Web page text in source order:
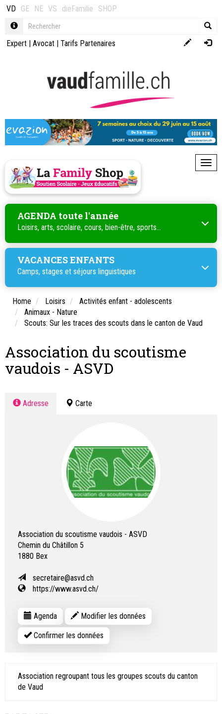
VD GE NE VS dieFamilie SHOP
Expert | Avocat | Tarifs Partenaires
AGENDA toute l'année
Loisirs, arts, scolaire, cours, bien-être, sports...
VACANCES ENFANTS
Camps, stages et séjours linguistiques
Home Loisirs
Activités enfant - adolescents
Animaux - Nature
Scouts: Sur les traces des scouts dans le canton de Vaud
Association du scoutisme
vaudois - ASVD
Adresse Carte
Association du scoutisme vaudois - ASVD
Chemin du Châtillon 5
1880 Bex
secretaire@asvd.ch
https://www.asvd.ch/
Agenda Modifier les données
Confirmer les données
Association regroupant tous les groupes scouts du canton
de Vaud